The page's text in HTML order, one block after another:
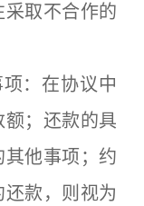
取不合作的
：在协议中
；还款的具
他事项；约
款，则视为